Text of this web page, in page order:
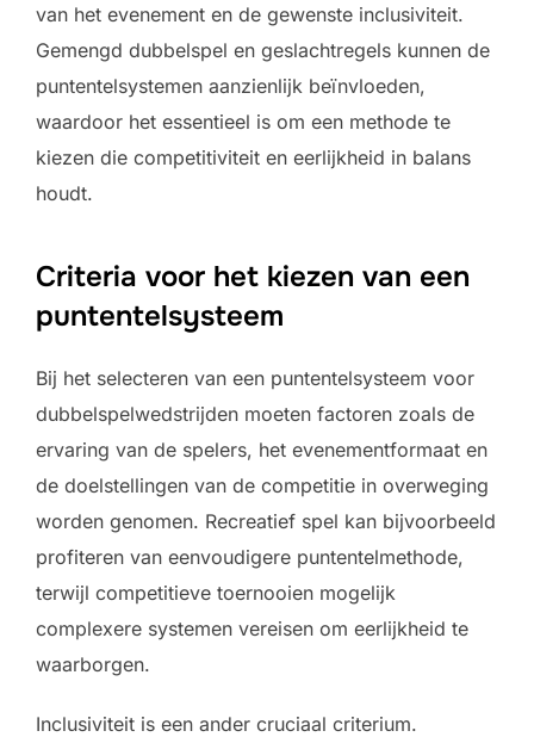
van het evenement en de gewenste inclusiviteit.
Gemengd dubbelspel en geslachtregels kunnen de
puntentelsystemen aanzienlijk beïnvloeden,
waardoor het essentieel is om een methode te
kiezen die competitiviteit en eerlijkheid in balans
houdt.
Criteria voor het kiezen van een
puntentelsysteem
Bij het selecteren van een puntentelsysteem voor
dubbelspelwedstrijden moeten factoren zoals de
ervaring van de spelers, het evenementformaat en
de doelstellingen van de competitie in overweging
worden genomen. Recreatief spel kan bijvoorbeeld
profiteren van eenvoudigere puntentelmethode,
terwijl competitieve toernooien mogelijk
complexere systemen vereisen om eerlijkheid te
waarborgen.
Inclusiviteit is een ander cruciaal criterium.